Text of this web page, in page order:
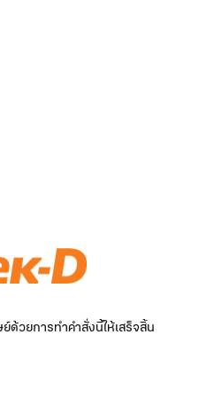
วยการทำคำสั่งนี้ให้เสร็จสิ้น